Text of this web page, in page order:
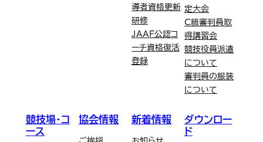
導者資格更新
研修
JAAF公認コ
ーチ資格復活
登録
定大会
C級審判員取
得講習会
競技役員派遣
について
審判員の服装
について
競技場・コ
ース
協会情報 新着情報
ダウンロー
ド